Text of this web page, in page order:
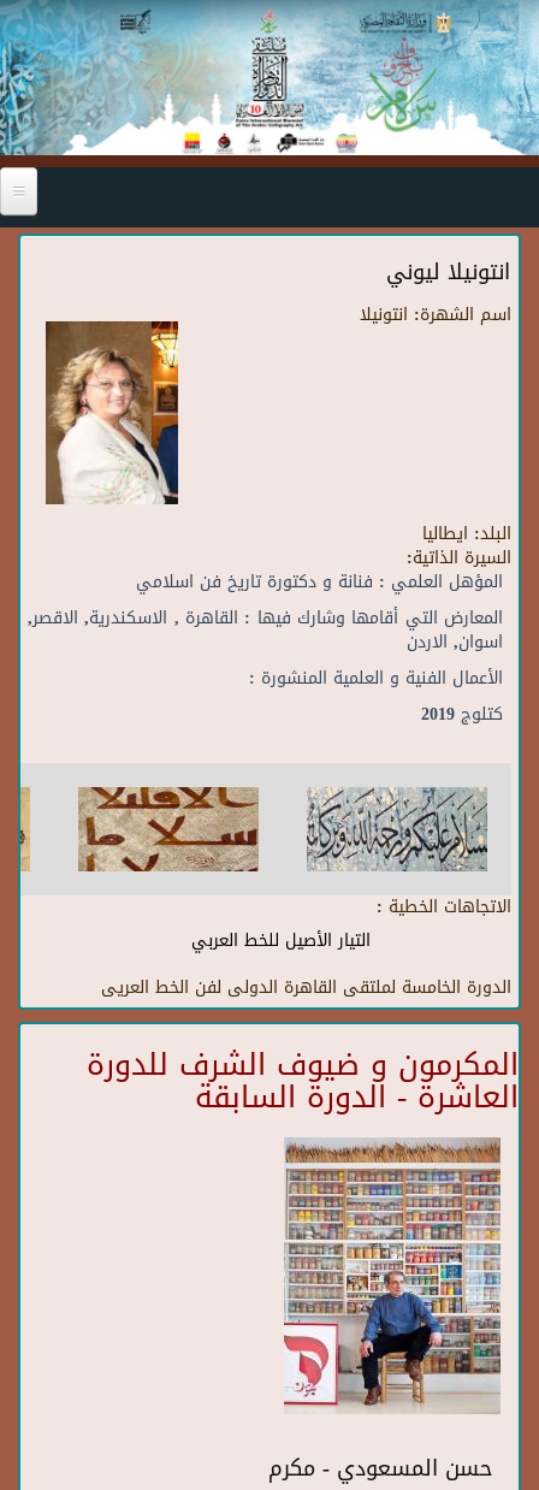
Skip to main content
انتونيلا ليوني
اسم الشهرة: انتونيلا
البلد: ايطاليا
السيرة الذاتية:
المؤهل العلمي : فنانة و دكتورة تاريخ فن اسلامي
المعارض التي أقامها وشارك فيها : القاهرة , الاسكندرية, الاقصر,
اسوان, الاردن
الأعمال الفنية و العلمية المنشورة :
كتلوج 2019
الاتجاهات الخطية :
التيار الأصيل للخط العربي
الدورة الخامسة لملتقى القاهرة الدولى لفن الخط العريى
المكرمون و ضيوف الشرف للدورة
العاشرة - الدورة السابقة
حسن المسعودي - مكرم